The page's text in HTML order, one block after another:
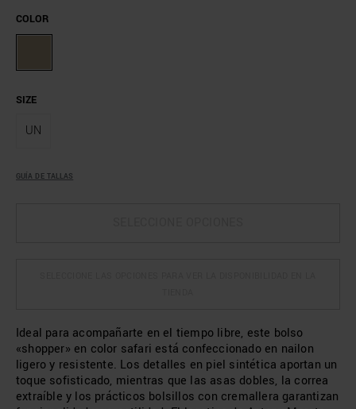
COLOR
SIZE
UN
GUÍA DE TALLAS
Ideal para acompañarte en el tiempo libre, este bolso
«shopper» en color safari está confeccionado en nailon
ligero y resistente. Los detalles en piel sintética aportan un
toque sofisticado, mientras que las asas dobles, la correa
extraíble y los prácticos bolsillos con cremallera garantizan